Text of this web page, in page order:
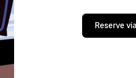
Reserve